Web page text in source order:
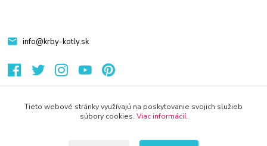
info@krby-kotly.sk
Eshop-rychlo.sk
Tieto webové stránky využívajú na poskytovanie svojich služieb
súbory cookies. Viac informácií.